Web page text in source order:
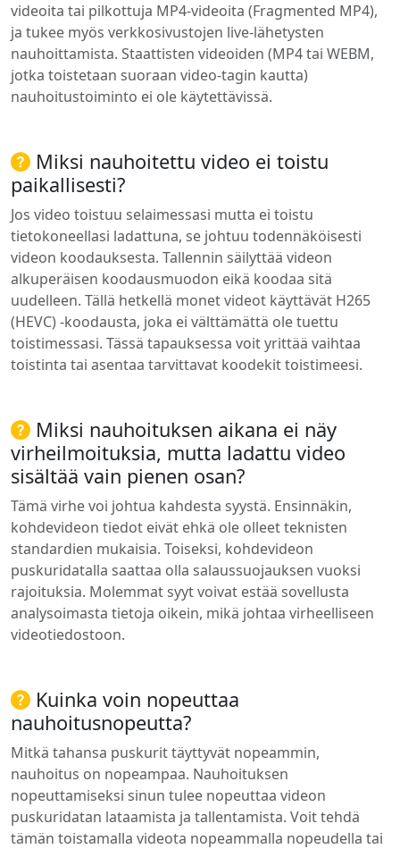
videoita tai pilkottuja MP4-videoita (Fragmented MP4),
ja tukee myös verkkosivustojen live-lähetysten
nauhoittamista. Staattisten videoiden (MP4 tai WEBM,
jotka toistetaan suoraan video-tagin kautta)
nauhoitustoiminto ei ole käytettävissä.
Miksi nauhoitettu video ei toistu
paikallisesti?
Jos video toistuu selaimessasi mutta ei toistu
tietokoneellasi ladattuna, se johtuu todennäköisesti
videon koodauksesta. Tallennin säilyttää videon
alkuperäisen koodausmuodon eikä koodaa sitä
uudelleen. Tällä hetkellä monet videot käyttävät H265
(HEVC) -koodausta, joka ei välttämättä ole tuettu
toistimessasi. Tässä tapauksessa voit yrittää vaihtaa
toistinta tai asentaa tarvittavat koodekit toistimeesi.
Miksi nauhoituksen aikana ei näy
virheilmoituksia, mutta ladattu video
sisältää vain pienen osan?
Tämä virhe voi johtua kahdesta syystä. Ensinnäkin,
kohdevideon tiedot eivät ehkä ole olleet teknisten
standardien mukaisia. Toiseksi, kohdevideon
puskuridatalla saattaa olla salaussuojauksen vuoksi
rajoituksia. Molemmat syyt voivat estää sovellusta
analysoimasta tietoja oikein, mikä johtaa virheelliseen
videotiedostoon.
Kuinka voin nopeuttaa
nauhoitusnopeutta?
Mitkä tahansa puskurit täyttyvät nopeammin,
nauhoitus on nopeampaa. Nauhoituksen
nopeuttamiseksi sinun tulee nopeuttaa videon
puskuridatan lataamista ja tallentamista. Voit tehdä
tämän toistamalla videota nopeammalla nopeudella tai